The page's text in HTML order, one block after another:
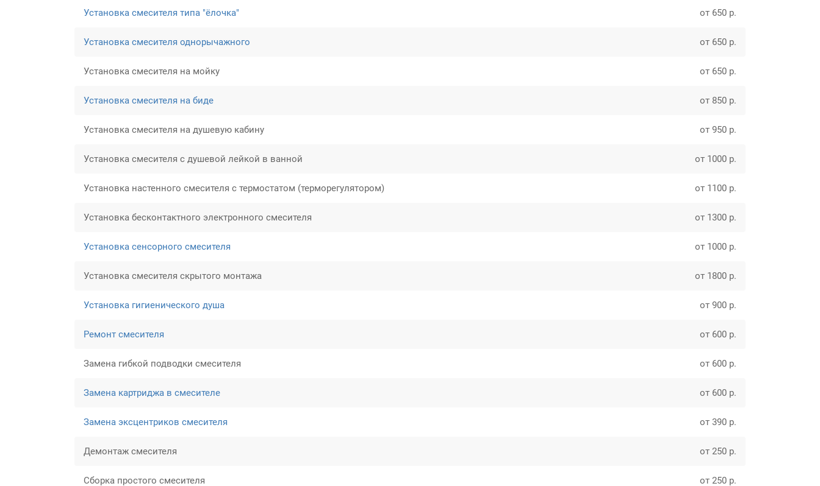
Установка смесителя типа "ёлочка" от 650 р.
Установка смесителя однорычажного от 650 р.
Установка смесителя на мойку от 650 р.
Установка смесителя на биде от 850 р.
Установка смесителя на душевую кабину от 950 р.
Установка смесителя с душевой лейкой в ванной от 1000 р.
Установка настенного смесителя с термостатом (терморегулятором) от 1100 р.
Установка бесконтактного электронного смесителя от 1300 р.
Установка сенсорного смесителя от 1000 р.
Установка смесителя скрытого монтажа от 1800 р.
Установка гигиенического душа от 900 р.
Ремонт смесителя от 600 р.
Замена гибкой подводки смесителя от 600 р.
Замена картриджа в смесителе от 600 р.
Замена эксцентриков смесителя от 390 р.
Демонтаж смесителя от 250 р.
Сборка простого смесителя от 250 р.